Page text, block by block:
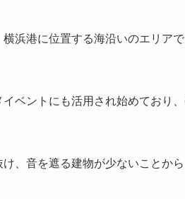
浜港に位置する海沿いのエリア
ベントにも活用され始めており
、音を遮る建物が少ないことか